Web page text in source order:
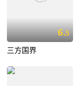
6.5
三方国界